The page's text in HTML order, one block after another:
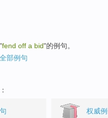
fend off a bid"的例句。
全部例句
权威